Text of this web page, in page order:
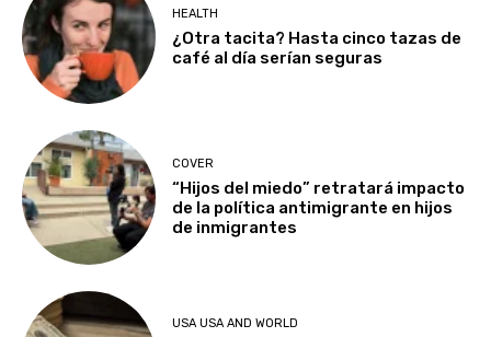
HEALTH
¿Otra tacita? Hasta cinco tazas de
café al día serían seguras
COVER
“Hijos del miedo” retratará impacto
de la política antimigrante en hijos
de inmigrantes
USA USA AND WORLD